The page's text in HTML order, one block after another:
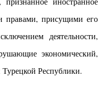
правами, присущими его
деятельности,
экономический,
Республики.